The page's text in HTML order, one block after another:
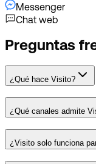
Messenger
Chat web
Preguntas
¿Qué hace Visito?
¿Qué canales admite
¿Visito solo funciona